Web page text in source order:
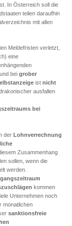
In Österreich soll die
teilen daraufhin
mit allen
Meldefristen verletzt,
eine
bei grober
ist nicht
ausfallen
bei
der Lohnverrechnung
Zusammenhang
sollen, wenn die
werden.
kommen
Unternehmen noch
monatlichen
sanktionsfreie